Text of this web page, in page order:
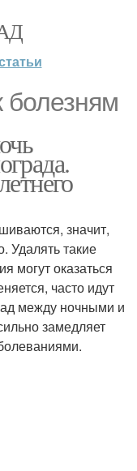
болезням
значит,
Удалять такие
могут оказаться
часто идут
между ночными и
замедляет